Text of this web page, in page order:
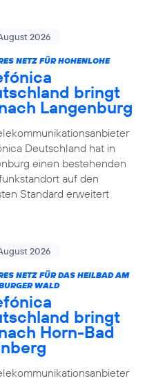
2026
NETZ FÜR HOHENLOHE
bringt
Langenburg
Deutschland hat in
einen bestehenden
auf den
Standard erweitert
2026
NETZ FÜR DAS HEILBAD AM
WALD
bringt
Horn-Bad